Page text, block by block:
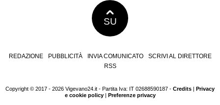
SU
REDAZIONE PUBBLICITÀ INVIA COMUNICATO
SCRIVI AL DIRETTORE
RSS
Copyright © 2017 - 2026 Vigevano24.it - Partita Iva: IT 02688590187 - Credits | Privacy
e cookie policy| Preferenze privacy